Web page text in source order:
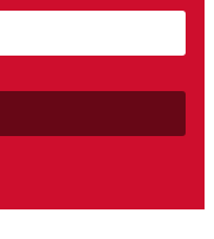
policy to subscribe to